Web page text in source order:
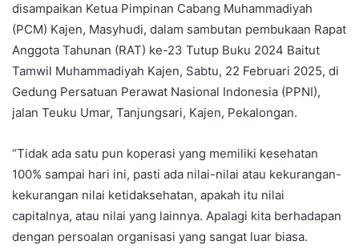
disampaikan Ketua Pimpinan Cabang Muhammadiyah
(PCM) Kajen, Masyhudi, dalam sambutan pembukaan Rapat
Anggota Tahunan (RAT) ke-23 Tutup Buku 2024 Baitut
Tamwil Muhammadiyah Kajen, Sabtu, 22 Februari 2025, di
Gedung Persatuan Perawat Nasional Indonesia (PPNI),
jalan Teuku Umar, Tanjungsari, Kajen, Pekalongan.
“Tidak ada satu pun koperasi yang memiliki kesehatan
100% sampai hari ini, pasti ada nilai-nilai atau kekurangan-
kekurangan nilai ketidaksehatan, apakah itu nilai
capitalnya, atau nilai yang lainnya. Apalagi kita berhadapan
dengan persoalan organisasi yang sangat luar biasa.